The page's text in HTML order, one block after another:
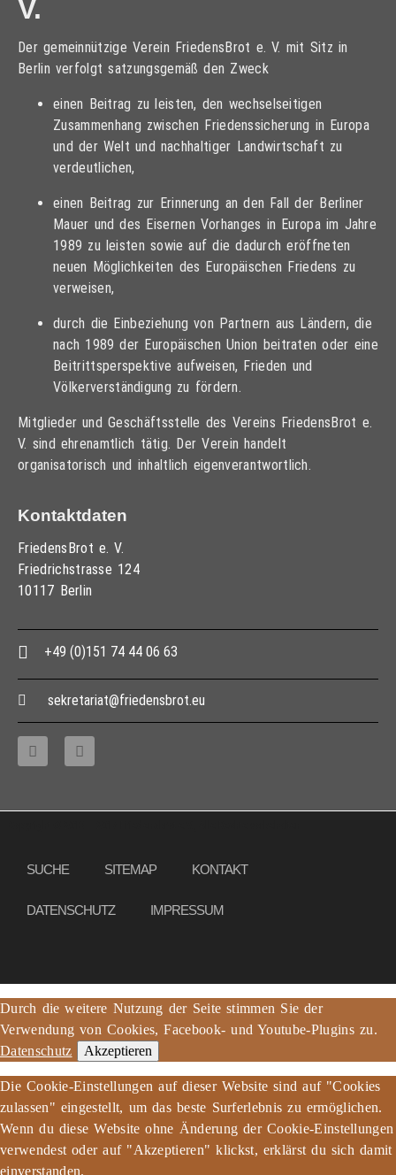
V.
Der gemeinnützige Verein FriedensBrot e. V. mit Sitz in
Berlin verfolgt satzungsgemäß den Zweck
einen Beitrag zu leisten, den wechselseitigen
Zusammenhang zwischen Friedenssicherung in Europa
und der Welt und nachhaltiger Landwirtschaft zu
verdeutlichen,
einen Beitrag zur Erinnerung an den Fall der Berliner
Mauer und des Eisernen Vorhanges in Europa im Jahre
1989 zu leisten sowie auf die dadurch eröffneten
neuen Möglichkeiten des Europäischen Friedens zu
verweisen,
durch die Einbeziehung von Partnern aus Ländern, die
nach 1989 der Europäischen Union beitraten oder eine
Beitrittsperspektive aufweisen, Frieden und
Völkerverständigung zu fördern.
Mitglieder und Geschäftsstelle des Vereins FriedensBrot e.
V. sind ehrenamtlich tätig. Der Verein handelt
organisatorisch und inhaltlich eigenverantwortlich.
Kontaktdaten
FriedensBrot e. V.
Friedrichstrasse 124
10117 Berlin
+49 (0)151 74 44 06 63
sekretariat@friedensbrot.eu
SUCHE SITEMAP KONTAKT
DATENSCHUTZ IMPRESSUM
Durch die weitere Nutzung der Seite stimmen Sie der
Verwendung von Cookies, Facebook- und Youtube-Plugins zu.
Datenschutz
Akzeptieren
Die Cookie-Einstellungen auf dieser Website sind auf "Cookies
zulassen" eingestellt, um das beste Surferlebnis zu ermöglichen.
Wenn du diese Website ohne Änderung der Cookie-Einstellungen
verwendest oder auf "Akzeptieren" klickst, erklärst du sich damit
einverstanden.